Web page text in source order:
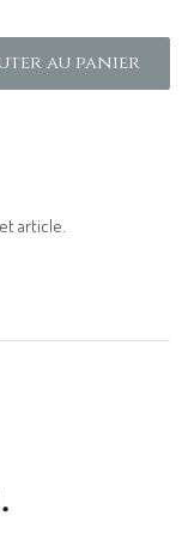
au panier
article.